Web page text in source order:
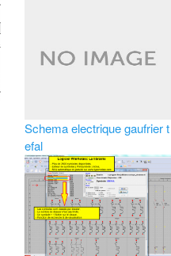
Schema electrique gaufrier t
efal